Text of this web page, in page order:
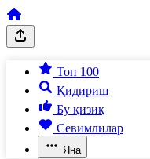
Топ 100
Қидириш
Бу қизиқ
Севимлилар
Яна